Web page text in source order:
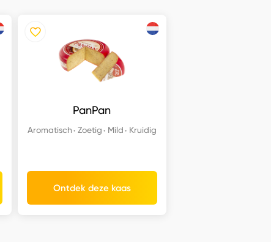
PanPan
Aromatisch Zoetig Mild Kruidig
Ontdek deze kaas